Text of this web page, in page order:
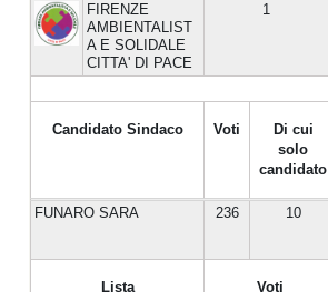
FIRENZE
AMBIENTALIST
A E SOLIDALE
CITTA' DI PACE
1
Candidato Sindaco Voti
Di cui
solo
candidato
FUNARO SARA 236 10
Lista Voti